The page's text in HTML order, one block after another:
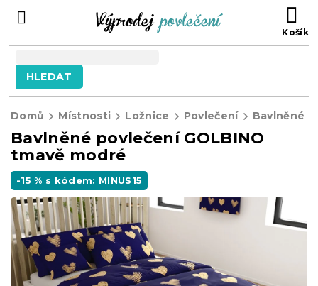
HLEDAT
Domů Místnosti Ložnice Povlečení Bavlněné
Bavlněné povlečení GOLBINO
tmavě modré
-15 % s kódem: MINUS15